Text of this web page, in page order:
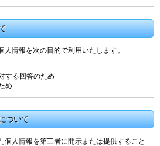
情報を次の目的で利用いたします。
する回答のため
め
ついて
個人情報を第三者に開示または提供すること